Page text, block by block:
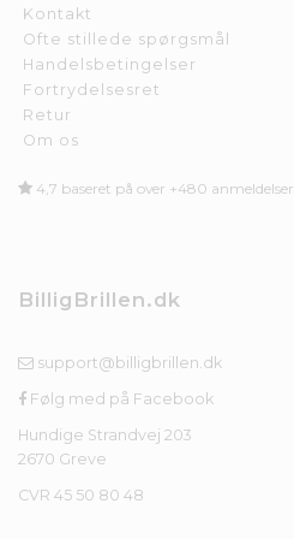
Kontakt
Ofte stillede spørgsmål
Handelsbetingelser
Fortrydelsesret
Retur
Om os
4,7 baseret på over +480 anmeldelser
BilligBrillen.dk
support@billigbrillen.dk
Følg med på Facebook
Hundige Strandvej 203
2670 Greve
CVR 45 50 80 48